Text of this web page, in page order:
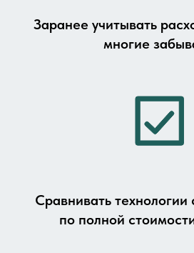
Заранее учитывать
многие
Сравнивать технологии
по полной